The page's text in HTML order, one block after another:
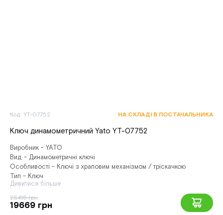
Код: YT-07752 НА СКЛАДІ В ПОСТАЧАЛЬНИКА
Ключ динамометричний Yato YT-07752
Виробник - YATO
Вид - Динамометричні ключі
Особливості - Ключі з храповим механізмом / тріскачкою
Тип - Ключ
Дивитися більше
23415 грн
19669 грн